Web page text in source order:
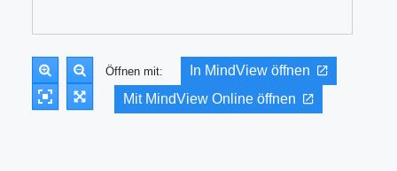
Öffnen mit:
In MindView öffnen
Mit MindView Online öffnen